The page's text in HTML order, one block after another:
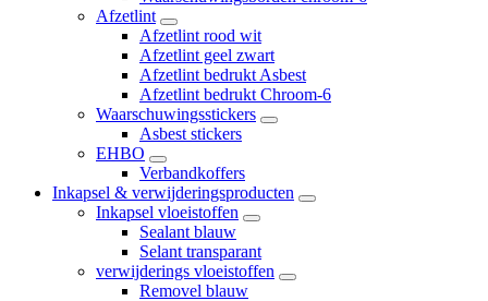
Afzetlint
Afzetlint rood wit
Afzetlint geel zwart
Afzetlint bedrukt Asbest
Afzetlint bedrukt Chroom-6
Waarschuwingsstickers
Asbest stickers
EHBO
Verbandkoffers
Inkapsel & verwijderingsproducten
Inkapsel vloeistoffen
Sealant blauw
Selant transparant
verwijderings vloeistoffen
Removel blauw